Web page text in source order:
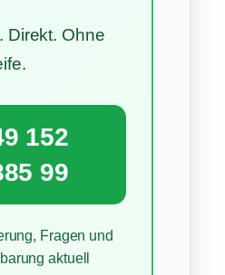
Direkt. Ohne
152
99
Fragen und
aktuell